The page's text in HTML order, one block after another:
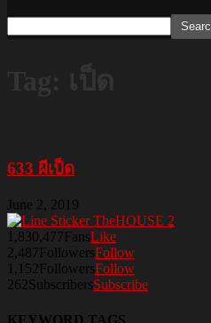
633 ผีเป็ด
June 2, 2019
1,830,477FansLike
2,487FollowersFollow
1,152FollowersFollow
262SubscribersSubscribe
KEYWORD TAGS